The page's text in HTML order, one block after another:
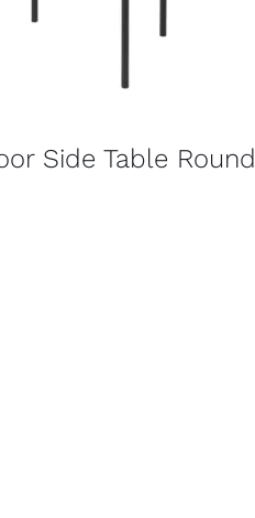
Side Table Round